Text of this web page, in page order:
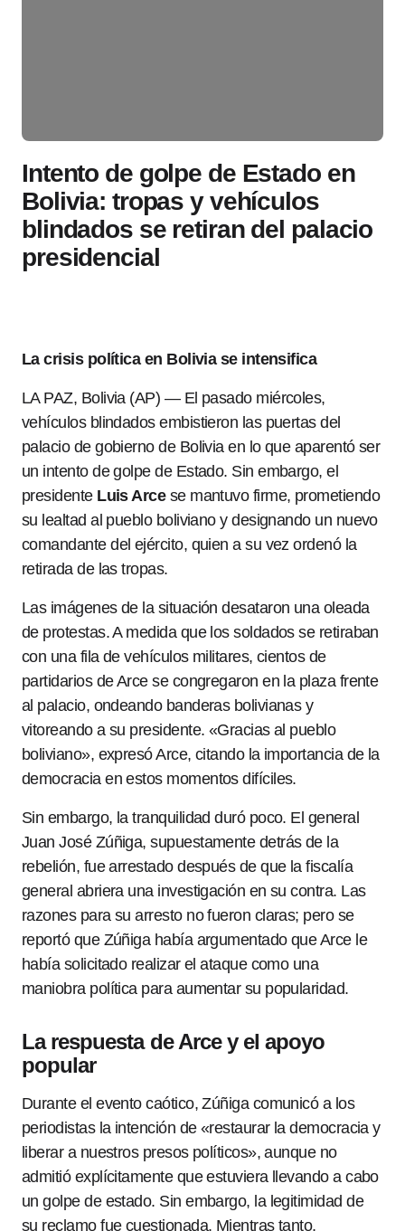
Intento de golpe de Estado en
Bolivia: tropas y vehículos
blindados se retiran del palacio
presidencial
La crisis política en Bolivia se intensifica
LA PAZ, Bolivia (AP) — El pasado miércoles,
vehículos blindados embistieron las puertas del
palacio de gobierno de Bolivia en lo que aparentó ser
un intento de golpe de Estado. Sin embargo, el
presidente Luis Arcese mantuvo firme, prometiendo
su lealtad al pueblo boliviano y designando un nuevo
comandante del ejército, quien a su vez ordenó la
retirada de las tropas.
Las imágenes de la situación desataron una oleada
de protestas. A medida que los soldados se retiraban
con una fila de vehículos militares, cientos de
partidarios de Arce se congregaron en la plaza frente
al palacio, ondeando banderas bolivianas y
vitoreando a su presidente. «Gracias al pueblo
boliviano», expresó Arce, citando la importancia de la
democracia en estos momentos difíciles.
Sin embargo, la tranquilidad duró poco. El general
Juan José Zúñiga, supuestamente detrás de la
rebelión, fue arrestado después de que la fiscalía
general abriera una investigación en su contra. Las
razones para su arresto no fueron claras; pero se
reportó que Zúñiga había argumentado que Arce le
había solicitado realizar el ataque como una
maniobra política para aumentar su popularidad.
La respuesta de Arce y el apoyo
popular
Durante el evento caótico, Zúñiga comunicó a los
periodistas la intención de «restaurar la democracia y
liberar a nuestros presos políticos», aunque no
admitió explícitamente que estuviera llevando a cabo
un golpe de estado. Sin embargo, la legitimidad de
su reclamo fue cuestionada. Mientras tanto,